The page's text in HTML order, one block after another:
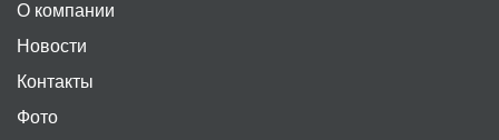
О компании
Новости
Контакты
Фото